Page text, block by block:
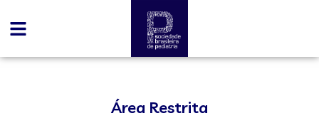
Área Restrita